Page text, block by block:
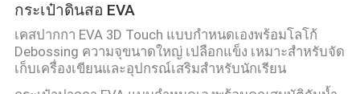
กระเป๋าดินสอ EVA
เคสปากกา EVA 3D Touch แบบกำหนดเองพร้อมโลโก้
Debossing ความจุขนาดใหญ่ เปลือกแข็ง เหมาะสำหรับจัด
เก็บเครื่องเขียนและอุปกรณ์เสริมสำหรับนักเรียน